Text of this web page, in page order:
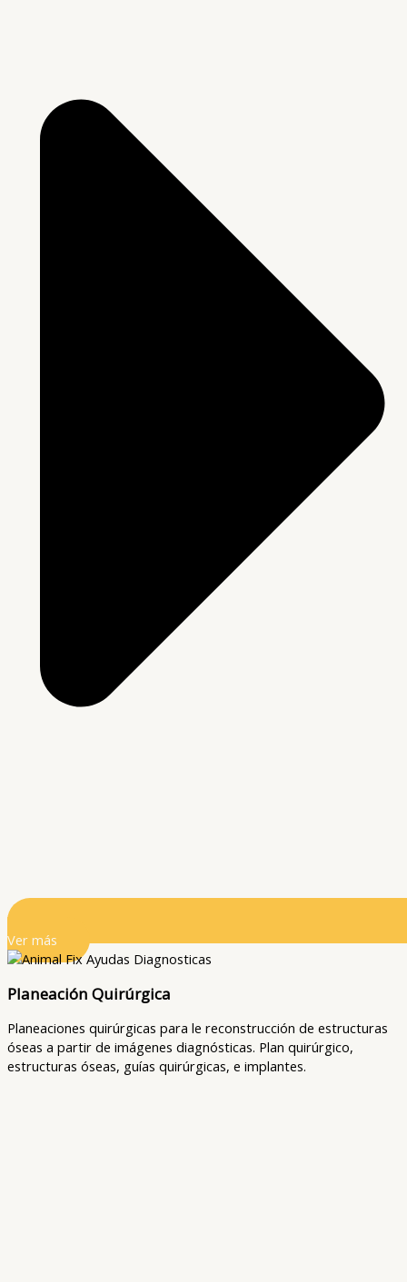
Ver más
Planeación Quirúrgica
Planeaciones quirúrgicas para le reconstrucción de estructuras
óseas a partir de imágenes diagnósticas. Plan quirúrgico,
estructuras óseas, guías quirúrgicas, e implantes.